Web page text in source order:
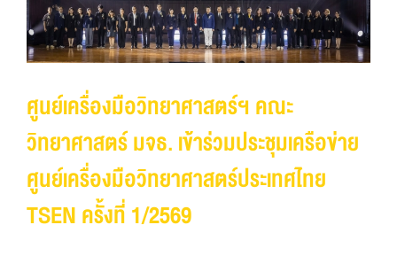
งานวิเคราะห์ทดสอบ
โครงการอบรม
งานวิจัย งานรับจ้างวิจัย และห้องปฏิบัติการวิจัย
ศูนย์เครื่องมือวิทยาศาสตร์ฯ คณะ
วิทยาศาสตร์ มจธ. เข้าร่วมประชุมเครือข่าย
ศูนย์เครื่องมือวิทยาศาสตร์ประเทศไทย
TSEN ครั้งที่ 1/2569